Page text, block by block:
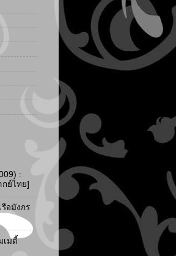
:
กย์ไทย]
อมังกร
เมดี้